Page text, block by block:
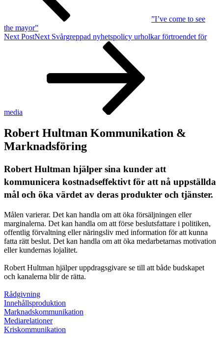
”I’ve come to see
the mayor”
Next PostNext Svårgreppad nyhetspolicy urholkar förtroendet för
media
Robert Hultman Kommunikation &
Marknadsföring
Robert Hultman hjälper sina kunder att
kommunicera kostnadseffektivt för att nå uppställda
mål och öka värdet av deras produkter och tjänster.
Målen varierar. Det kan handla om att öka försäljningen eller
marginalerna. Det kan handla om att förse beslutsfattare i politiken,
offentlig förvaltning eller näringsliv med information för att kunna
fatta rätt beslut. Det kan handla om att öka medarbetarnas motivation
eller kundernas lojalitet.
Robert Hultman hjälper uppdragsgivare se till att både budskapet
och kanalerna blir de rätta.
Rådgivning
Innehållsproduktion
Marknadskommunikation
Mediarelationer
Kriskommunikation